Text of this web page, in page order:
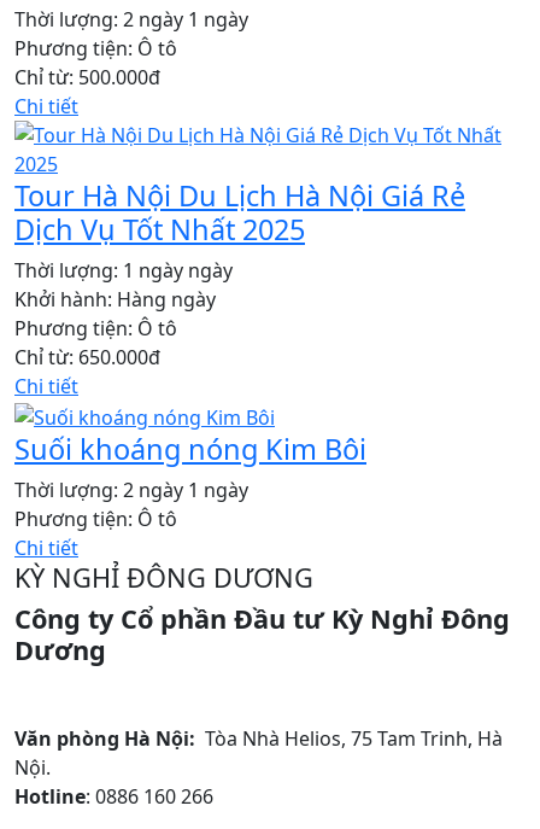
Thời lượng: 2 ngày 1 ngày
Phương tiện: Ô tô
Chỉ từ: 500.000đ
Chi tiết
Tour Hà Nội Du Lịch Hà Nội Giá Rẻ
Dịch Vụ Tốt Nhất 2025
Thời lượng: 1 ngày ngày
Khởi hành: Hàng ngày
Phương tiện: Ô tô
Chỉ từ: 650.000đ
Chi tiết
Suối khoáng nóng Kim Bôi
Thời lượng: 2 ngày 1 ngày
Phương tiện: Ô tô
Chi tiết
KỲ NGHỈ ĐÔNG DƯƠNG
Công ty Cổ phần Đầu tư Kỳ Nghỉ Đông
Dương
Văn phòng Hà Nội: Tòa Nhà Helios, 75 Tam Trinh, Hà
Nội.
Hotline: 0886 160 266